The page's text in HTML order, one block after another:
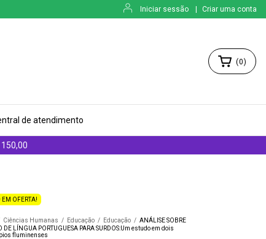
Iniciar sessão Criar uma conta
(0)
de atendimento
EM OFERTA!
Ciências Humanas / Educação / Educação / ANÁLISE SOBRE
DE LÍNGUA PORTUGUESA PARA SURDOS:Um estudo em dois
fluminenses